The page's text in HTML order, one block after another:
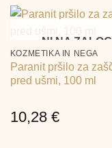
NI NA
KOZMETIKA IN NEGA
Paranit pršilo za
pred ušmi, 100 ml
10,28 €